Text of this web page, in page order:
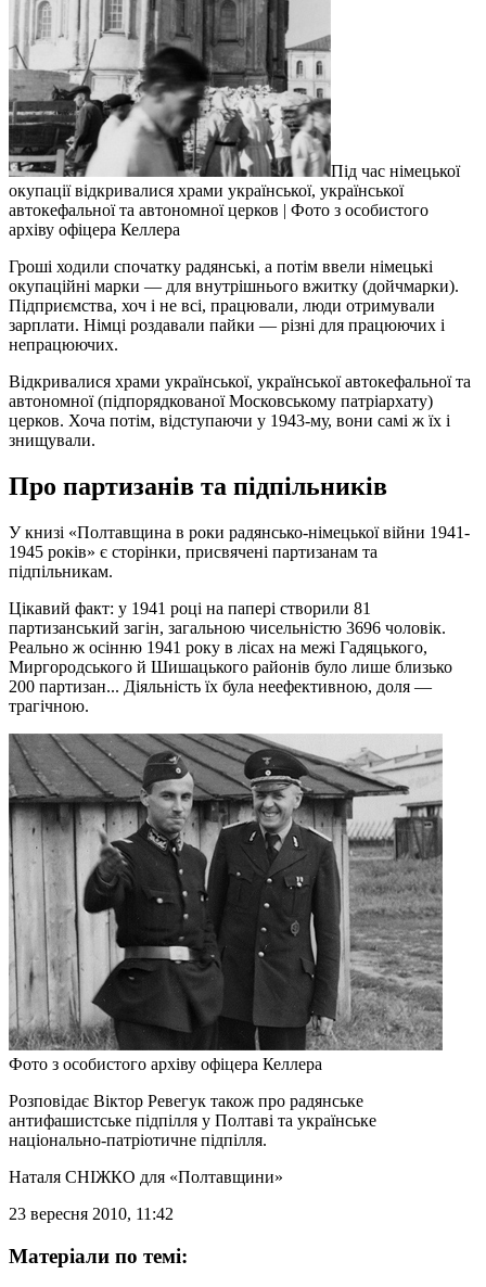
Під час німецької
окупації відкривалися храми української, української
автокефальної та автономної церков | Фото з особистого
архіву офіцера Келлера
Гроші ходили спочатку радянські, а потім ввели німецькі
окупаційні марки — для внутрішнього вжитку (дойчмарки).
Підприємства, хоч і не всі, працювали, люди отримували
зарплати. Німці роздавали пайки — різні для працюючих і
непрацюючих.
Відкривалися храми української, української автокефальної та
автономної (підпорядкованої Московському патріархату)
церков. Хоча потім, відступаючи у 1943-му, вони самі ж їх і
знищували.
Про партизанів та підпільників
У книзі «Полтавщина в роки радянсько-німецької війни 1941-
1945 років» є сторінки, присвячені партизанам та
підпільникам.
Цікавий факт: у 1941 році на папері створили 81
партизанський загін, загальною чисельністю 3696 чоловік.
Реально ж осінню 1941 року в лісах на межі Гадяцького,
Миргородського й Шишацького районів було лише близько
200 партизан... Діяльність їх була неефективною, доля —
трагічною.
Фото з особистого архіву офіцера Келлера
Розповідає Віктор Ревегук також про радянське
антифашистське підпілля у Полтаві та українське
національно-патріотичне підпілля.
Наталя СНІЖКО для «Полтавщини»
23 вересня 2010, 11:42
Матеріали по темі: